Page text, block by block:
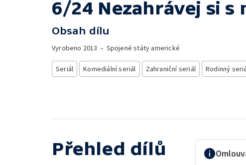
6/24 Nezahrávej si s
Obsah dílu
Vyrobeno 2013 • Spojené státy americké
Seriál Komediální seriál Zahraniční seriál Rodinný
Přehled dílů